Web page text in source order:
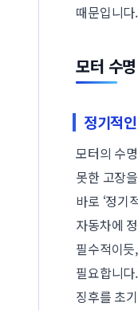
때문입니다.
모터 수
정기적
모터의 수
못한 고장
바로 ‘정기
자동차에
필수적이
필요합니
징후를 초